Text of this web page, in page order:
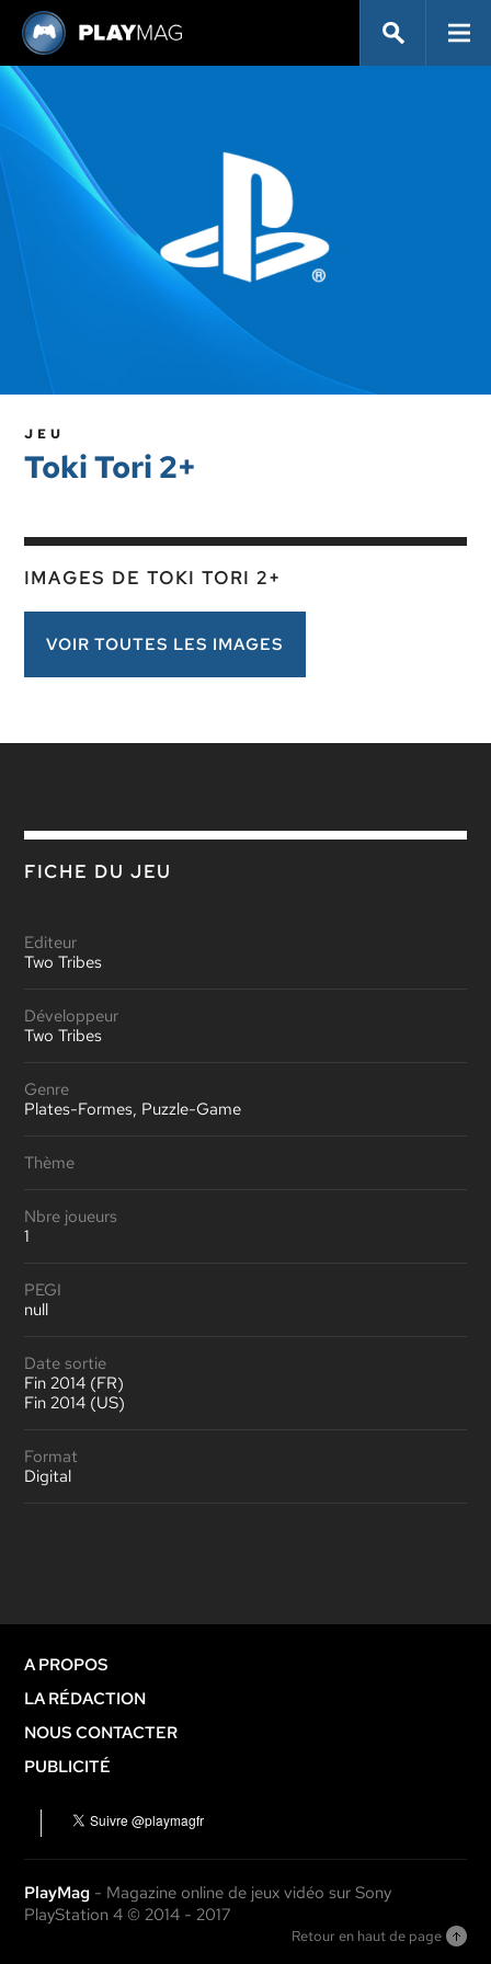
JEU
Toki Tori 2+
IMAGES DE TOKI TORI 2+
VOIR TOUTES LES IMAGES
FICHE DU JEU
Editeur
Two Tribes
Développeur
Two Tribes
Genre
Plates-Formes, Puzzle-Game
Thème
Nbre joueurs
1
PEGI
null
Date sortie
Fin 2014 (FR)
Fin 2014 (US)
Format
Digital
A PROPOS
LA RÉDACTION
NOUS CONTACTER
PUBLICITÉ
PlayMag - Magazine online de jeux vidéo sur Sony
PlayStation 4 © 2014 - 2017
Retour en haut de page